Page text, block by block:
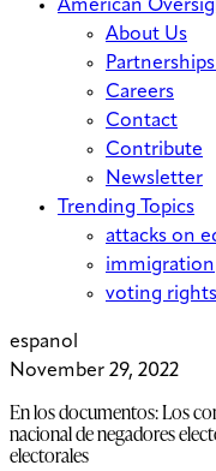
American
About Us
Careers
Contact
Contribute
Newsletter
Trending Topics
attacks on
immigration
voting rights
espanol
November 29, 2022
En los documentos: Los
nacional de negadores
electorales